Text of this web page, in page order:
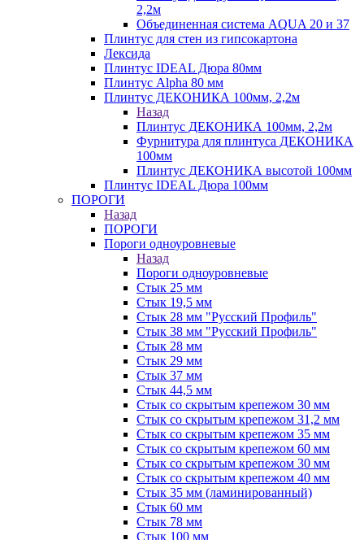
2,2м
Объединенная система AQUA 20 и 37
Плинтус для стен из гипсокартона
Лексида
Плинтус IDEAL Дюра 80мм
Плинтус Alpha 80 мм
Плинтус ДЕКОНИКА 100мм, 2,2м
Назад
Плинтус ДЕКОНИКА 100мм, 2,2м
Фурнитура для плинтуса ДЕКОНИКА
100мм
Плинтус ДЕКОНИКА высотой 100мм
Плинтус IDEAL Дюра 100мм
ПОРОГИ
Назад
ПОРОГИ
Пороги одноуровневые
Назад
Пороги одноуровневые
Стык 25 мм
Стык 19,5 мм
Стык 28 мм "Русский Профиль"
Стык 38 мм "Русский Профиль"
Стык 28 мм
Стык 29 мм
Стык 37 мм
Стык 44,5 мм
Стык со скрытым крепежом 30 мм
Стык со скрытым крепежом 31,2 мм
Стык со скрытым крепежом 35 мм
Стык со скрытым крепежом 60 мм
Стык со скрытым крепежом 30 мм
Стык со скрытым крепежом 40 мм
Стык 35 мм (ламинированный)
Стык 60 мм
Стык 78 мм
Стык 100 мм